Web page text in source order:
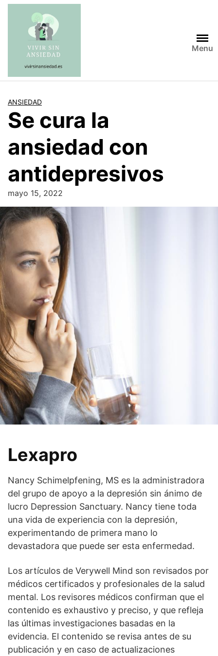
Saltar
contenido
Menu
ANSIEDAD
Se cura la
ansiedad con
antidepresivos
mayo 15, 2022
Lexapro
Nancy Schimelpfening, MS es la administradora
del grupo de apoyo a la depresión sin ánimo de
lucro Depression Sanctuary. Nancy tiene toda
una vida de experiencia con la depresión,
experimentando de primera mano lo
devastadora que puede ser esta enfermedad.
Los artículos de Verywell Mind son revisados por
médicos certificados y profesionales de la salud
mental. Los revisores médicos confirman que el
contenido es exhaustivo y preciso, y que refleja
las últimas investigaciones basadas en la
evidencia. El contenido se revisa antes de su
publicación y en caso de actualizaciones